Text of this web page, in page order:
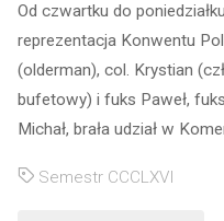
Od czwartku do
reprezentacja Konwentu
(olderman), col. Krystian
bufetowy) i fuks Paweł,
Michał, brała udział w
Semestr CCCLXVI